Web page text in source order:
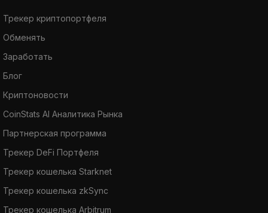
Трекер криптопортфеля
Обменять
Заработать
Блог
Криптоновости
CoinStats AI Аналитика Рынка
Партнерская программа
Трекер DeFi Портфеля
Трекер кошелька Starknet
Трекер кошелька zkSync
Трекер кошелька Arbitrum